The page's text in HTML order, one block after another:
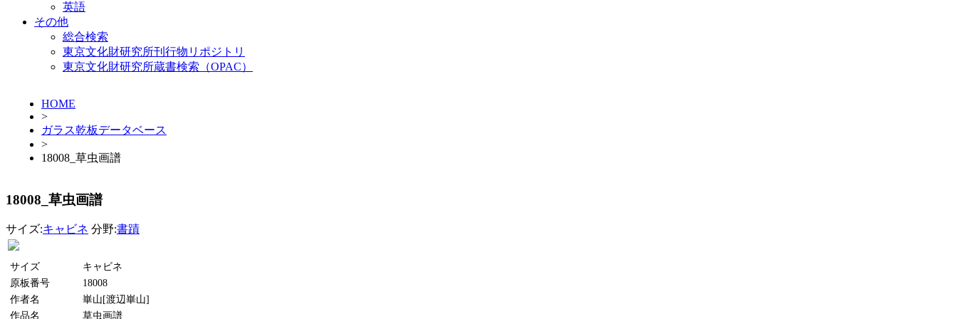
英語
その他
総合検索
東京文化財研究所刊行物リポジトリ
東京文化財研究所蔵書検索（OPAC）
HOME
>
ガラス乾板データベース
>
18008_草虫画譜
18008_草虫画譜
サイズ:キャビネ 分野:書蹟
サイズ
キャビネ
原板番号
18008
作者名
崋山[渡辺崋山]
作品名
草虫画譜